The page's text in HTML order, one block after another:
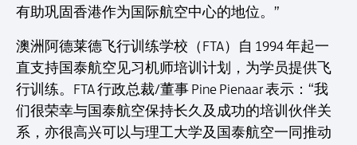
有助巩固香港作为国际航空中心的地位。”
澳洲阿德莱德飞行训练学校（FTA）自 1994 年起一
直支持国泰航空见习机师培训计划，为学员提供飞
行训练。FTA 行政总裁/董事 Pine Pienaar 表示：“我
们很荣幸与国泰航空保持长久及成功的培训伙伴关
系，亦很高兴可以与理工大学及国泰航空一同推动